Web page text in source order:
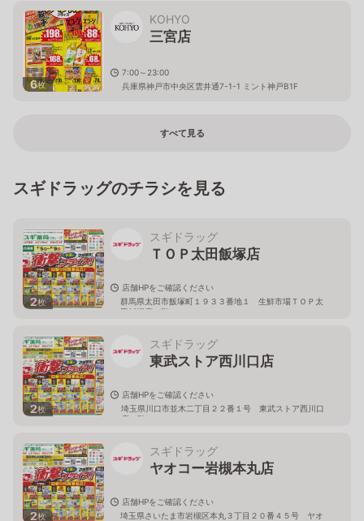
6枚
KOHYO
三宮店
7:00～23:00
兵庫県神戸市中央区雲井通7-1-1 ミント神戸B1F
すべて見る
スギドラッグのチラシを見る
2枚
スギドラッグ
ＴＯＰ太田飯塚店
店舗HPをご確認ください
群馬県太田市飯塚町１９３３番地１ 生鮮市場ＴＯＰ太
田飯塚店１階
2枚
スギドラッグ
東武ストア西川口店
店舗HPをご確認ください
埼玉県川口市並木二丁目２２番１号 東武ストア西川口
店２階
2枚
スギドラッグ
ヤオコー岩槻本丸店
店舗HPをご確認ください
埼玉県さいたま市岩槻区本丸３丁目２０番４５号 ヤオ